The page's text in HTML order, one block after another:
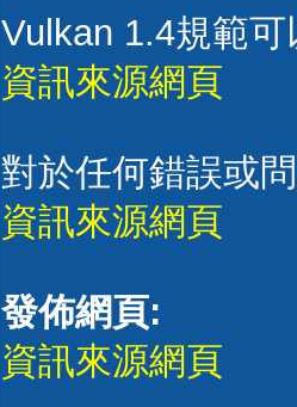
Vulkan 1.4規範
資訊來源網頁
對於任何錯誤或
資訊來源網頁
發佈網頁:
資訊來源網頁